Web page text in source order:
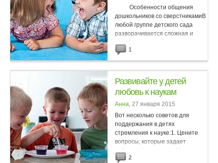
Особенности общения
дошкольников со сверстникамиВ
любой группе детского сада
разворачивается сложная и
порой драматичная картина
отношений детей....
1
Развивайте у детей
любовь к наукам
Анна, 27 января 2015
Вот несколько советов для
поддержания в детях
стремления к науке:1. Цените
вопросы, которые задает
ребенок. Например: «Мама/папа,
а почему луна за нами следит?»
2